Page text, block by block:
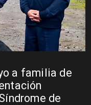
a familia de
de